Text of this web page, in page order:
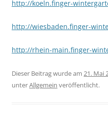
http://koeln.finger-
http://wiesbaden.finger-
http://rhein-main.finger-
Dieser Beitrag wurde am 21. Mai
unterAllgemein veröffentlicht.